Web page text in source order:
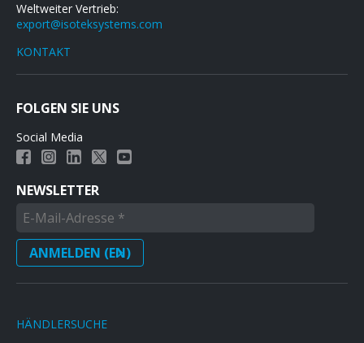
Weltweiter Vertrieb:
export@isoteksystems.com
KONTAKT
FOLGEN SIE UNS
Social Media
NEWSLETTER
HÄNDLERSUCHE